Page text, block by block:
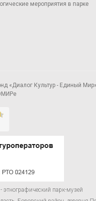
мероприятия в парке
«Диалог Культур - Единый Мир»
парк-музей